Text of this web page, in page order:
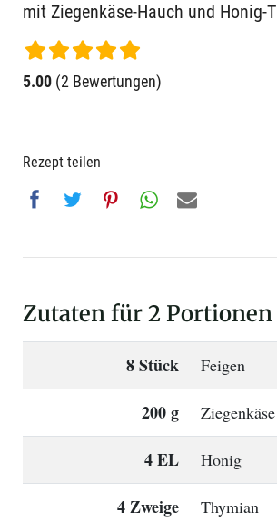
mit Ziegenkäse-Hauch und Honig-
5.00 (2 Bewertungen)
Rezept teilen
Zutaten für 2 Portionen
8 Stück Feigen
200 g Ziegenkäse
4 EL Honig
4 Zweige Thymian